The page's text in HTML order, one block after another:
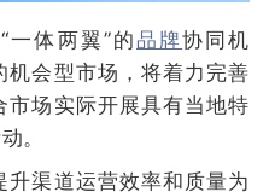
一体两翼”的品牌协同机
会型市场，将着力完善
场实际开展具有当地特
。
渠道运营效率和质量为